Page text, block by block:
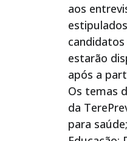
aos
estarão
após a
Os temas
da
para